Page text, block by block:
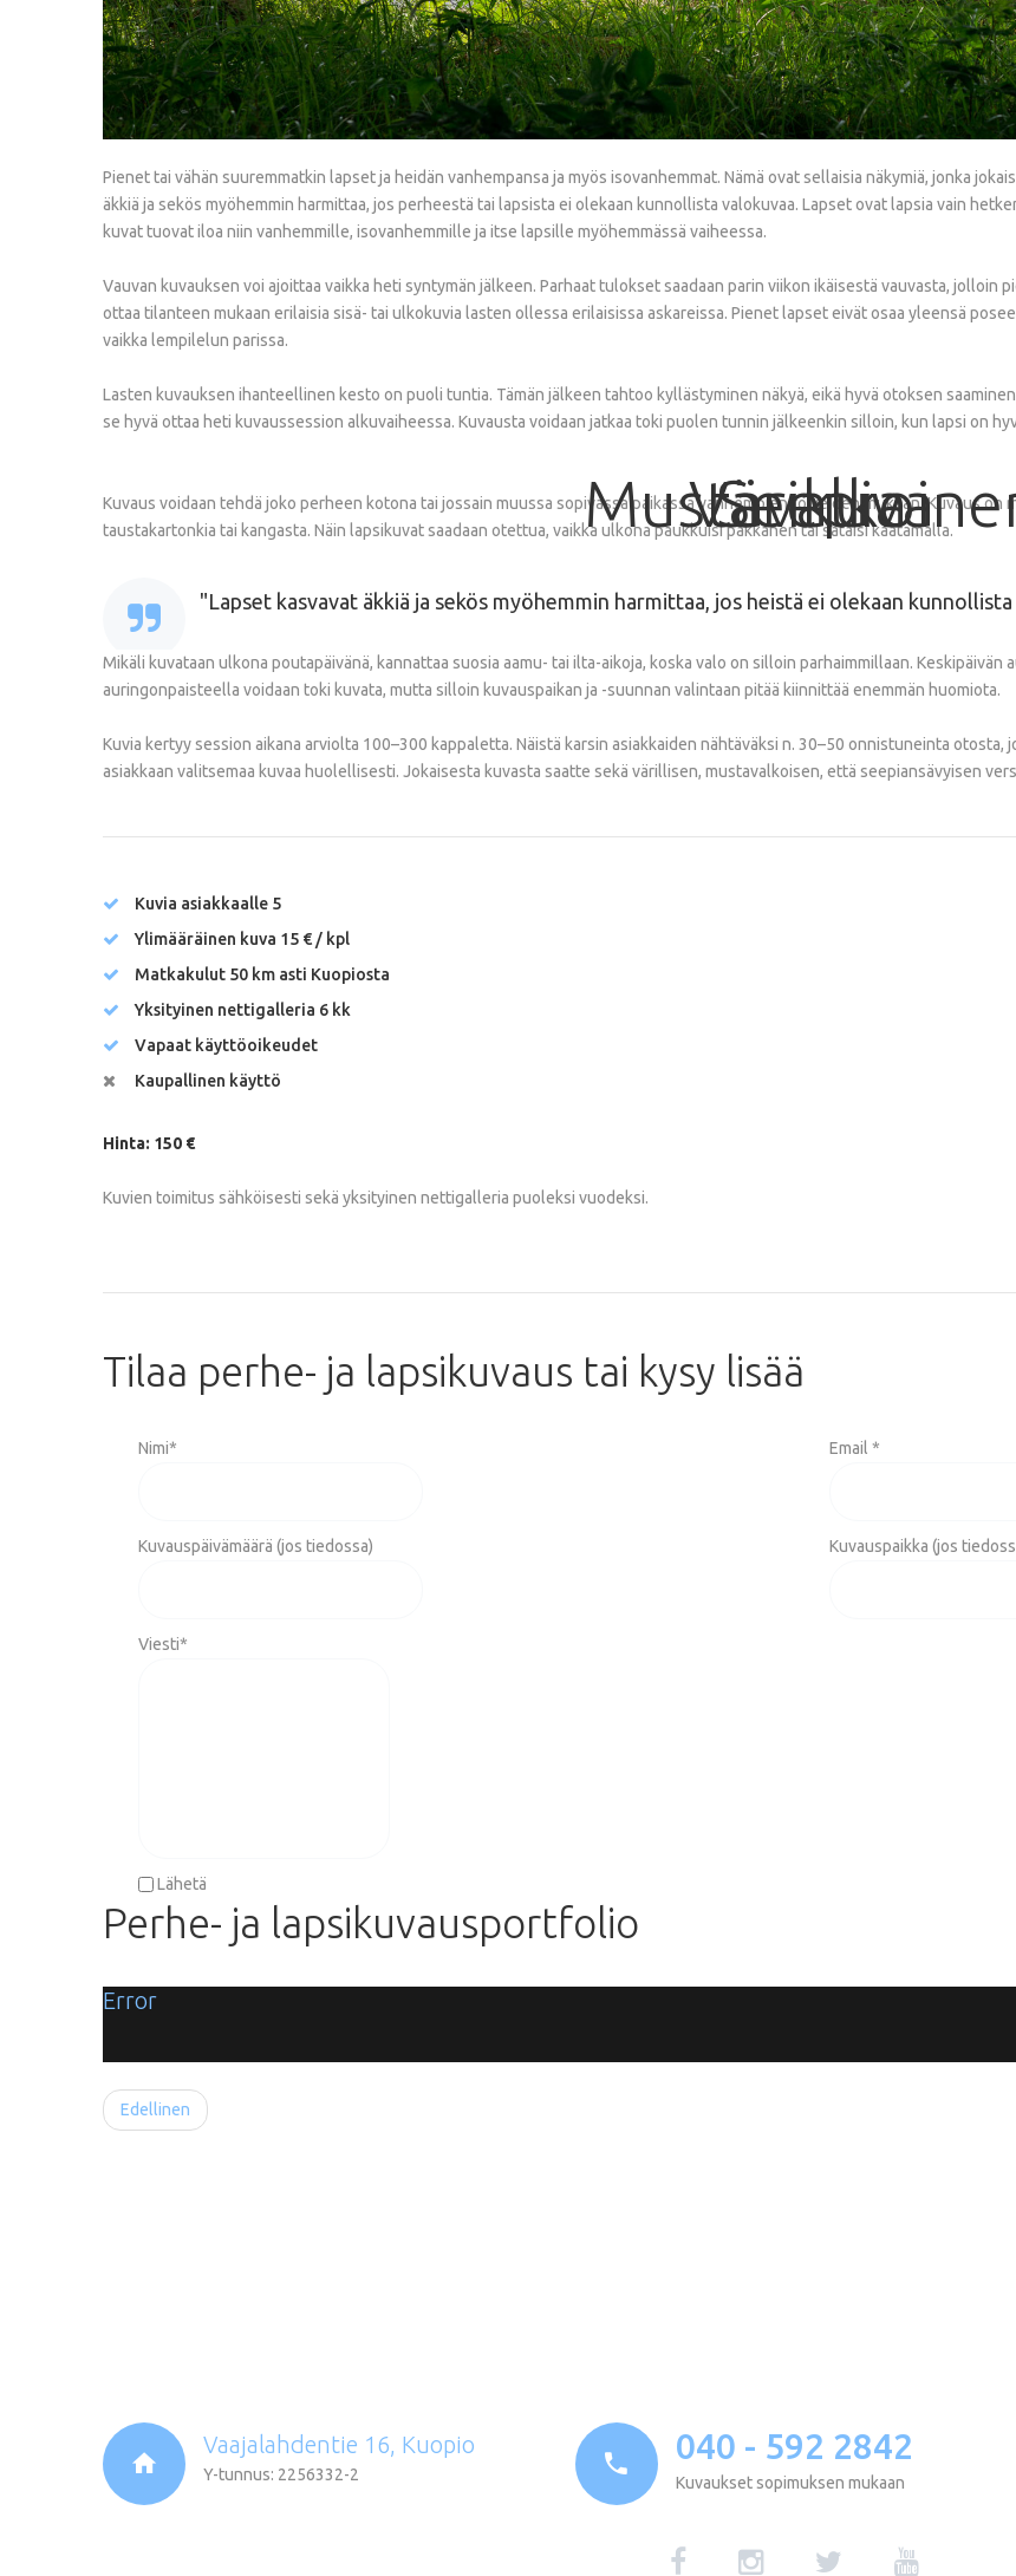
Pienet tai vähän suuremmatkin lapset ja heidän vanhempansa ja myös isovanhemmat. Nämä ovat sellaisia näkymiä, jonka
äkkiä ja sekös myöhemmin harmittaa, jos perheestä tai lapsista ei olekaan kunnollista valokuvaa. Lapset ovat lapsia vain
kuvat tuovat iloa niin vanhemmille, isovanhemmille ja itse lapsille myöhemmässä vaiheessa.
Vauvan kuvauksen voi ajoittaa vaikka heti syntymän jälkeen. Parhaat tulokset saadaan parin viikon ikäisestä vauvasta, jolloin
ottaa tilanteen mukaan erilaisia sisä- tai ulkokuvia lasten ollessa erilaisissa askareissa. Pienet lapset eivät osaa yleensä
vaikka lempilelun parissa.
Lasten kuvauksen ihanteellinen kesto on puoli tuntia. Tämän jälkeen tahtoo kyllästyminen näkyä, eikä hyvä otoksen
se hyvä ottaa heti kuvaussession alkuvaiheessa. Kuvausta voidaan jatkaa toki puolen tunnin jälkeenkin silloin, kun lapsi on
Värikuva
Seepia
Kuvaus voidaan tehdä joko perheen kotona tai jossain muussa sopivassa paikassa vanhempien toiveiden mukaan. Kuvaus
taustakartonkia tai kangasta. Näin lapsikuvat saadaan otettua, vaikka ulkona paukkuisi pakkanen tai sataisi kaatamalla.
Lapset kasvavat äkkiä ja sekös myöhemmin harmittaa, jos heistä ei olekaan
Mikäli kuvataan ulkona poutapäivänä, kannattaa suosia aamu- tai ilta-aikoja, koska valo on silloin parhaimmillaan.
auringonpaisteella voidaan toki kuvata, mutta silloin kuvauspaikan ja -suunnan valintaan pitää kiinnittää enemmän huomiota.
Kuvia kertyy session aikana arviolta 100–300 kappaletta. Näistä karsin asiakkaiden nähtäväksi n. 30–50 onnistuneinta otosta,
asiakkaan valitsemaa kuvaa huolellisesti. Jokaisesta kuvasta saatte sekä värillisen, mustavalkoisen, että seepiansävyisen
Kuvia asiakkaalle 5
Ylimääräinen kuva 15 € / kpl
Matkakulut 50 km asti Kuopiosta
Yksityinen nettigalleria 6 kk
Vapaat käyttöoikeudet
Kaupallinen käyttö
Hinta: 150 €
Kuvien toimitus sähköisesti sekä yksityinen nettigalleria puoleksi vuodeksi.
Tilaa perhe- ja lapsikuvaus tai kysy lisää
Nimi*
Kuvauspäivämäärä (jos tiedossa)
Email *
Kuvauspaikka (jos
Viesti*
Lähetä
Perhe- ja lapsikuvausportfolio
Error
Edellinen
Vaajalahdentie 16, Kuopio
Y-tunnus: 2256332-2
040 - 592 2842
Kuvaukset sopimuksen mukaan